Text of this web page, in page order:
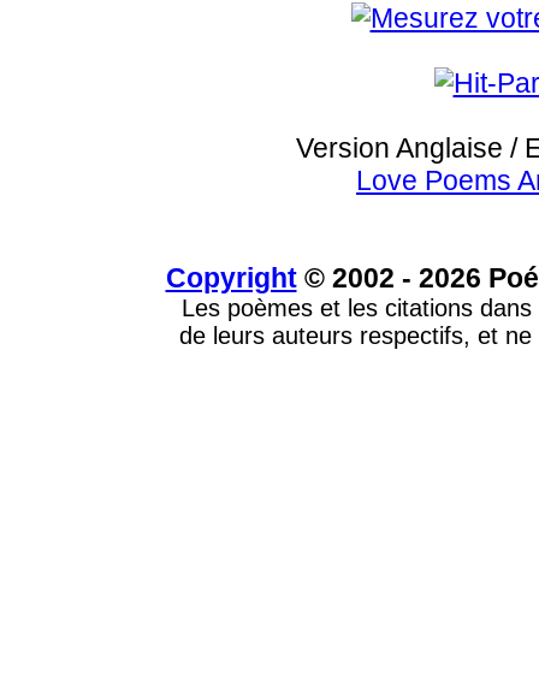
Version Anglaise /
Love Poems
Copyright© 2002 - 2026
Les poèmes et les citations
de leurs auteurs respectifs, et